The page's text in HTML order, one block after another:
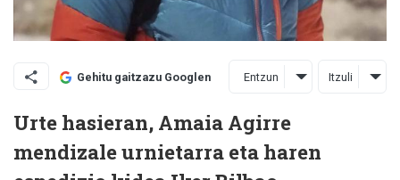
Gehitu gaitzazu Googlen Entzun Itzuli
Urte hasieran, Amaia Agirre
mendizale urnietarra eta haren